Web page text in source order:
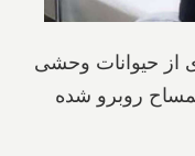
با تعدادی از حیوانات وحشی
روبرو شده